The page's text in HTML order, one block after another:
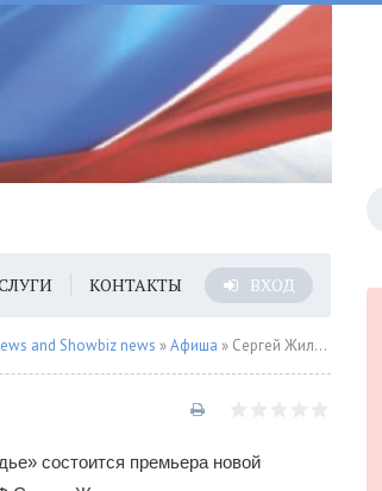
КОНТАКТЫ ВХОД
and Showbiz news »Афиша » Сергей Жилин и оркестр «Фонограф-Симфо-Джаз» представят программу «Шум времени», приуроченную к 120-летию со дня рождения Дмитрия Шостаковича
состоится премьера новой